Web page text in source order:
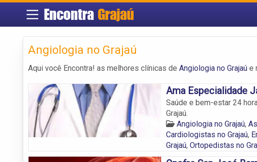
Encontra Grajaú
Angiologia no Grajaú
Aqui você Encontra! as melhores clínicas de Angiologia no Grajaú e
Ama Especialidade
Saúde e bem-estar 24
Grajaú.
Angiologia no Grajaú,
Cardiologistas no Grajaú,
Grajaú, Ortopedistas no